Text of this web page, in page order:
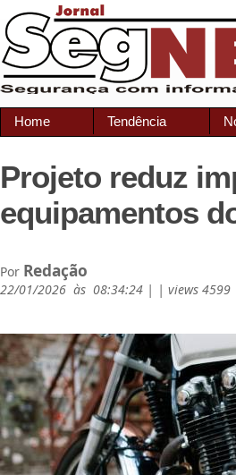
Home Tendência
Projeto reduz
equipamentos
Por Redação
22/01/2026 às 08:34:24 | | views 4599